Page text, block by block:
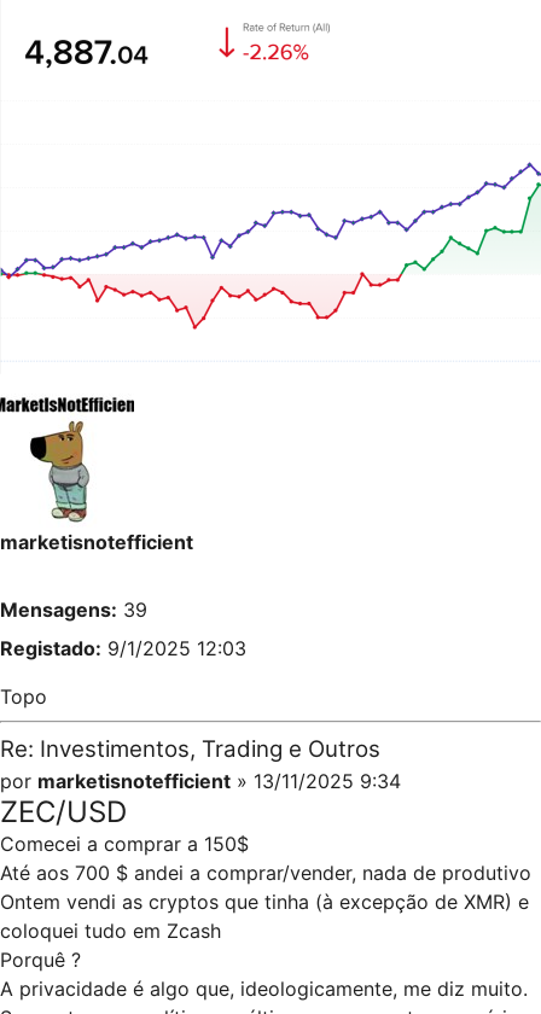
marketisnotefficient
Mensagens: 39
Registado: 9/1/2025 12:03
Topo
Re: Investimentos, Trading e Outros
por marketisnotefficient » 13/11/2025 9:34
ZEC/USD
Comecei a comprar a 150$
Até aos 700 $ andei a comprar/vender, nada de produtivo
Ontem vendi as cryptos que tinha (à excepção de XMR) e
coloquei tudo em Zcash
Porquê ?
A privacidade é algo que, ideologicamente, me diz muito.